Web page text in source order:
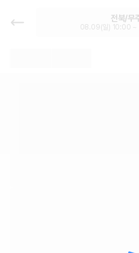
전북 렌트카 - 무
최저가 한눈에 가
전북/무
08.09(일) 10:00